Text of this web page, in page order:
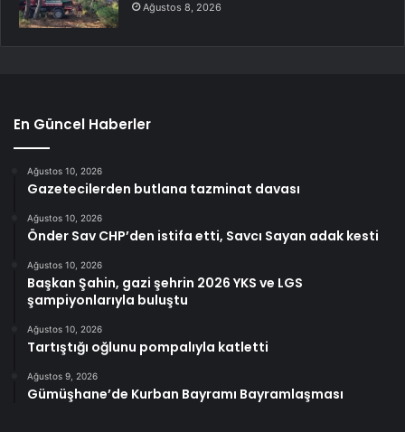
Ağustos 8, 2026
En Güncel Haberler
Ağustos 10, 2026
Gazetecilerden butlana tazminat davası
Ağustos 10, 2026
Önder Sav CHP’den istifa etti, Savcı Sayan adak kesti
Ağustos 10, 2026
Başkan Şahin, gazi şehrin 2026 YKS ve LGS
şampiyonlarıyla buluştu
Ağustos 10, 2026
Tartıştığı oğlunu pompalıyla katletti
Ağustos 9, 2026
Gümüşhane’de Kurban Bayramı Bayramlaşması